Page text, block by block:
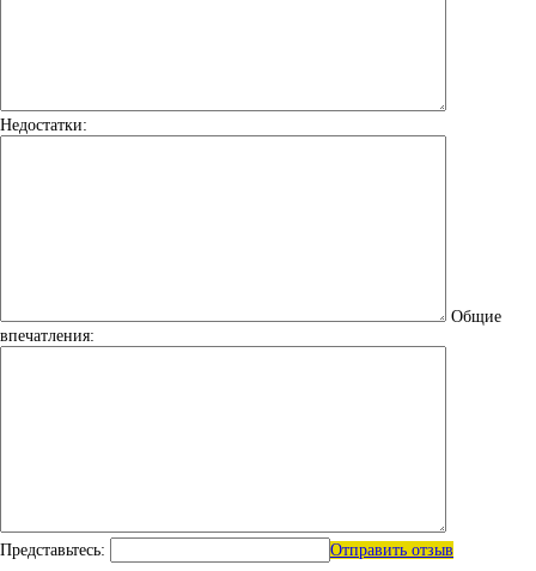
Недостатки:
Общие
впечатления:
Представьтесь: Отправить отзыв